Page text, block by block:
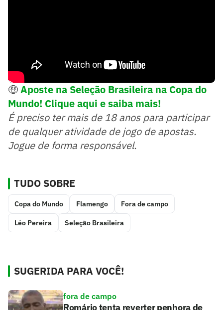
🤑Aposte na Seleção Brasileira na Copa do
Mundo! Clique aqui e saiba mais!
É preciso ter mais de 18 anos para participar
de qualquer atividade de jogo de apostas.
Jogue de forma responsável.
TUDO SOBRE
Copa do Mundo Flamengo Fora de campo
Léo Pereira Seleção Brasileira
SUGERIDA PARA VOCÊ!
fora de campo
Romário tenta reverter penhora de